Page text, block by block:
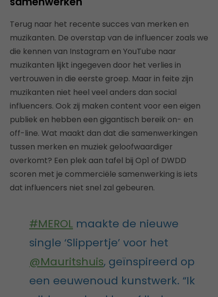
Terug naar het recente succes van merken en
muzikanten. De overstap van de influencer zoals we
die kennen van Instagram en YouTube naar
muzikanten lijkt ingegeven door het verlies in
vertrouwen in die eerste groep. Maar in feite zijn
muzikanten niet heel veel anders dan social
influencers. Ook zij maken content voor een eigen
publiek en hebben een gigantisch bereik on- en
off-line. Wat maakt dan dat die samenwerkingen
tussen merken en muziek geloofwaardiger
overkomt? Een plek aan tafel bij Op1 of DWDD
scoren met je commerciële samenwerking is iets
dat influencers niet snel zal gebeuren.
#MEROL maakte de nieuwe
single ‘Slippertje’ voor het
@Mauritshuis, geïnspireerd op
een eeuwenoud kunstwerk. “Ik